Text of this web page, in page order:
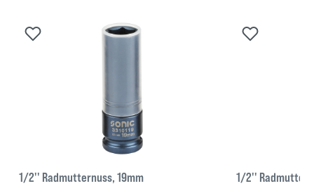
1/2'' Radmutternuss, 19mm 1/2''